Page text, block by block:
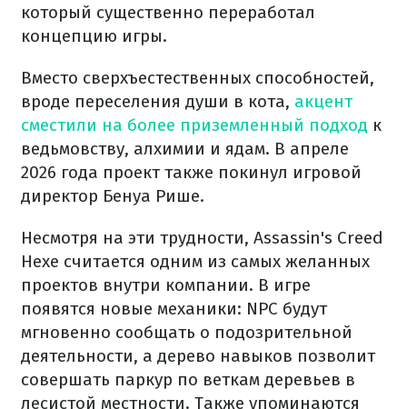
который существенно переработал
концепцию игры.
Вместо сверхъестественных способностей,
вроде переселения души в кота, акцент
сместили на более приземленный подход к
ведьмовству, алхимии и ядам. В апреле
2026 года проект также покинул игровой
директор Бенуа Рише.
Несмотря на эти трудности, Assassin's Creed
Hexe считается одним из самых желанных
проектов внутри компании. В игре
появятся новые механики: NPC будут
мгновенно сообщать о подозрительной
деятельности, а дерево навыков позволит
совершать паркур по веткам деревьев в
лесистой местности. Также упоминаются